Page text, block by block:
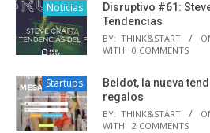
Noticias
Disruptivo #61:
Tendencias
BY: THINK&START
WITH: 0 COMMENTS
Startups
Beldot, la nueva
regalos
BY: THINK&START
WITH: 2 COMMENTS